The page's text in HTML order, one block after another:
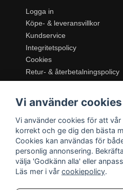
Logga in
Köpe- & leveransvillkor
Kundservice
Integritetspolicy
Cookies
Retur- & återbetalningspolicy
Dukning & Servering
Kök & Matlagning
Belysning
Textil & Mattor
Möbler
Vi använder cookies
Vi använder cookies för att
korrekt och ge dig den bästa
Cookies kan användas för
personlig annonsering.
välja 'Godkänn alla' eller
Läs mer i vår cookiepolicy.